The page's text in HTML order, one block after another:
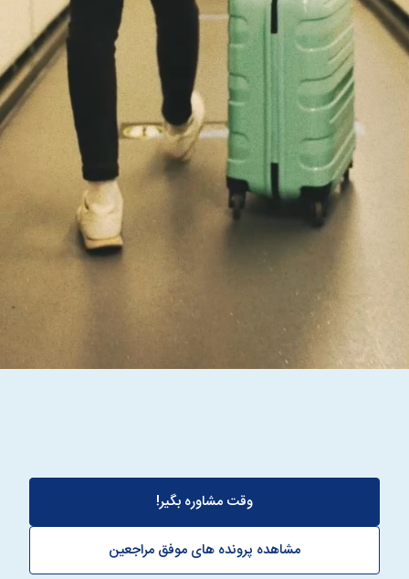
وقت مشاوره بگیر!
مشاهده پرونده های موفق مراجعین